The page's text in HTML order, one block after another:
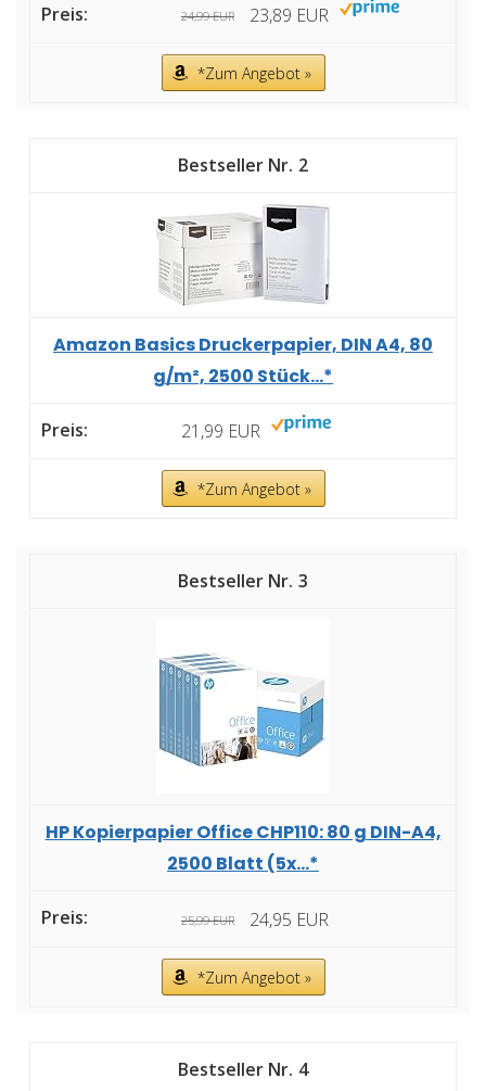
24,99 EUR 23,89 EUR
*Zum Angebot »
2
Amazon Basics Druckerpapier, DIN A4, 80
g/m², 2500 Stück...*
21,99 EUR
*Zum Angebot »
3
HP Kopierpapier Office CHP110: 80 g DIN-A4,
2500 Blatt (5x...*
25,99 EUR 24,95 EUR
*Zum Angebot »
4